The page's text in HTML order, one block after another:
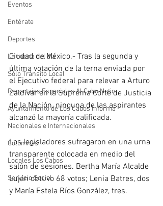
Eventos
Entérate
Deportes
La buena del día
Sólo Tránsito Local
Reportajes Especiales Al Cabo Notic
Ayuntamiento de Los Cabos Informa
Nacionales e Internacionales
Columnas
Locales Los Cabos
Servicio Social
Ciudad de México.- Tras la segunda y
última votación de la terna enviada por
el Ejecutivo federal para relevar a Arturo
Zaldívar en la Suprema Corte de Justicia
de la Nación, ninguna de las aspirantes
alcanzó la mayoría calificada.
Los legisladores sufragaron en una urna
transparente colocada en medio del
salón de sesiones. Bertha María Alcalde
Luján obtuvo 68 votos; Lenia Batres, dos
y María Estela Ríos González, tres.